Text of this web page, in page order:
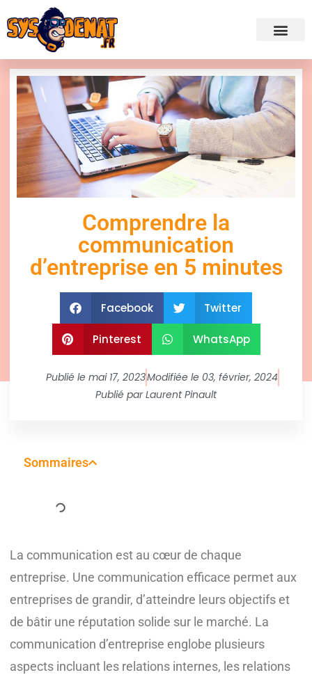
Comprendre la
communication
d’entreprise en 5 minutes
Facebook Twitter
Pinterest WhatsApp
Publié le mai 17, 2023Modifiée le 03, février, 2024
Publié parLaurent Pinault
Sommaires
La communication est au cœur de chaque
entreprise. Une communication efficace permet aux
entreprises de grandir, d’atteindre leurs objectifs et
de bâtir une réputation solide sur le marché. La
communication d’entreprise englobe plusieurs
aspects incluant les relations internes, les relations